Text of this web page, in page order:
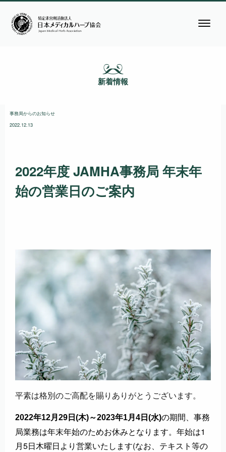
新着情報
事務局からのお知らせ
2022.12.13
2022年度 JAMHA事務局 年末年
始の営業日のご案内
平素は格別のご高配を賜りありがとうございます。
2022年12月29日(木)～2023年1月4日(水)の期間、事務
局業務は年末年始のためお休みとなります。年始は1
月5日木曜日より営業いたします(なお、テキスト等の